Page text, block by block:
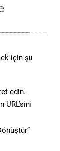
için şu
edin.
URL’sini